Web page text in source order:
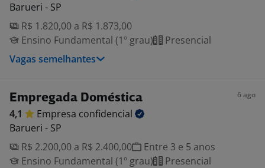
Barueri - SP
R$ 1.820,00 a R$ 1.873,00
Ensino Fundamental (1º grau)
Presencial
Vagas semelhantes
Empregada Doméstica 6 ago
4,1 Empresa confidencial
Barueri - SP
R$ 2.200,00 a R$ 2.400,00
Entre 3 e 5 anos
Ensino Fundamental (1º grau)
Presencial